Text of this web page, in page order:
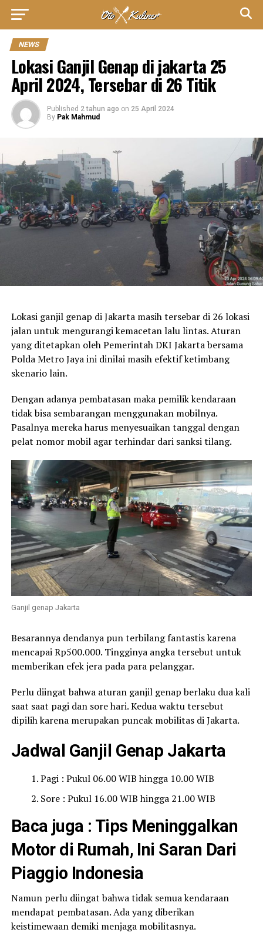
NEWS
Lokasi Ganjil Genap di jakarta 25
April 2024, Tersebar di 26 Titik
Published 2 tahun ago on 25 April 2024
By Pak Mahmud
Lokasi ganjil genap di Jakarta masih tersebar di 26 lokasi
jalan untuk mengurangi kemacetan lalu lintas. Aturan
yang ditetapkan oleh Pemerintah DKI Jakarta bersama
Polda Metro Jaya ini dinilai masih efektif ketimbang
skenario lain.
Dengan adanya pembatasan maka pemilik kendaraan
tidak bisa sembarangan menggunakan mobilnya.
Pasalnya mereka harus menyesuaikan tanggal dengan
pelat nomor mobil agar terhindar dari sanksi tilang.
Ganjil genap Jakarta
Besarannya dendanya pun terbilang fantastis karena
mencapai Rp500.000. Tingginya angka tersebut untuk
memberikan efek jera pada para pelanggar.
Perlu diingat bahwa aturan ganjil genap berlaku dua kali
saat saat pagi dan sore hari. Kedua waktu tersebut
dipilih karena merupakan puncak mobilitas di Jakarta.
Jadwal Ganjil Genap Jakarta
Pagi : Pukul 06.00 WIB hingga 10.00 WIB
Sore : Pukul 16.00 WIB hingga 21.00 WIB
Baca juga : Tips Meninggalkan
Motor di Rumah, Ini Saran Dari
Piaggio Indonesia
Namun perlu diingat bahwa tidak semua kendaraan
mendapat pembatasan. Ada yang diberikan
keistimewaan demiki menjaga mobilitasnya.